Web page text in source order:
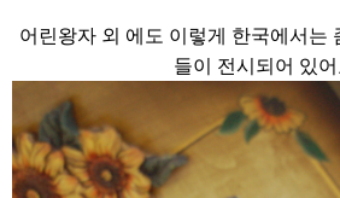
어린왕자 외 에도 이렇게 한국에서는
들이 전시되어 있